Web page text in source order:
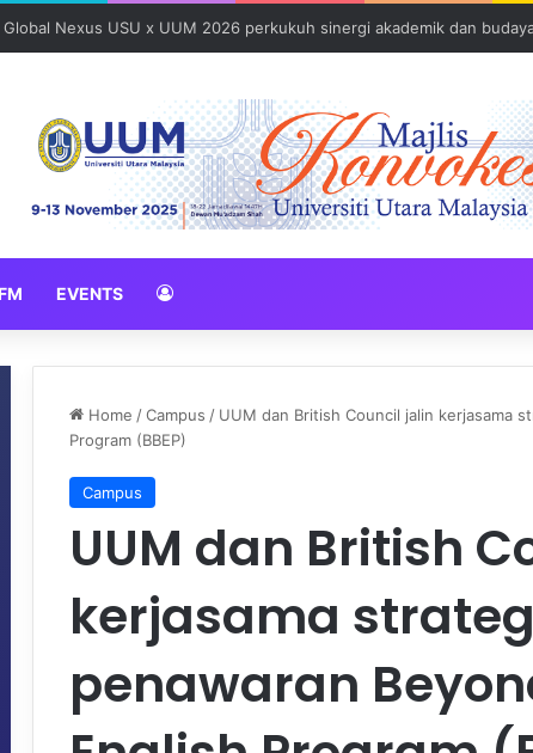
Nexus USU x UUM 2026 perkukuh sinergi akademik dan
EVENTS
Home /Campus / UUM dan British Council jalin kerjasama
Program (BBEP)
Campus
UUM dan British
kerjasama
penawaran